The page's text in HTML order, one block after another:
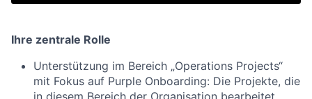
Ihre zentrale Rolle
Unterstützung im Bereich „Operations Projects“
mit Fokus auf Purple Onboarding: Die Projekte, die
in diesem Bereich der Organisation bearbeitet